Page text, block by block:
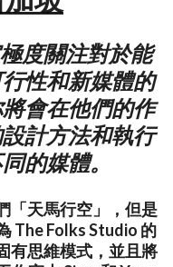
度關注對於能
性和新媒體的
會在他們的作
計方法和執行
的媒體。
「天馬行空」，但是
The Folks Studio 的
有思維模式，並且將